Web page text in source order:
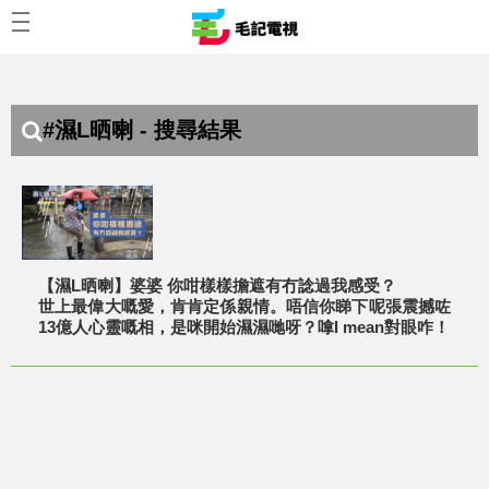
#濕L晒喇 - 搜尋結果
【濕L晒喇】婆婆 你咁樣樣擔遮有冇諗過我感受？
世上最偉大嘅愛，肯肯定係親情。唔信你睇下呢張震撼咗
13億人心靈嘅相，是咪開始濕濕哋呀？嗱I mean對眼咋！